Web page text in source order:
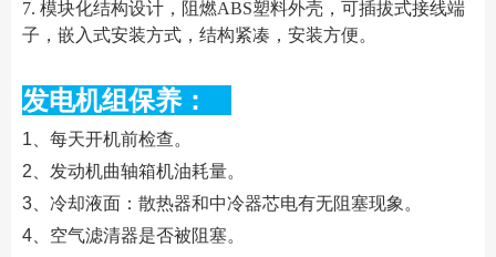
7. 模块化结构设计，阻燃ABS塑料外壳，可插拔式接线端
子，嵌入式安装方式，结构紧凑，安装方便。
发电机组保养：
1、每天开机前检查。
2、发动机曲轴箱机油耗量。
3、冷却液面：散热器和中冷器芯电有无阻塞现象。
4、空气滤清器是否被阻塞。